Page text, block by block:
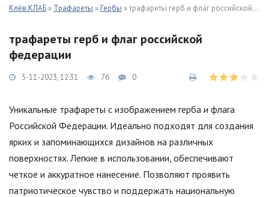
Клёв.КЛАБ » Трафареты »Гербы » трафареты герб и флаг российской федерации
трафареты герб и флаг российской
федерации
5-11-2023, 12:31 76 0
Уникальные трафареты с изображением герба и флага
Российской Федерации. Идеально подходят для создания
ярких и запоминающихся дизайнов на различных
поверхностях. Легкие в использовании, обеспечивают
четкое и аккуратное нанесение. Позволяют проявить
патриотическое чувство и поддержать национальную